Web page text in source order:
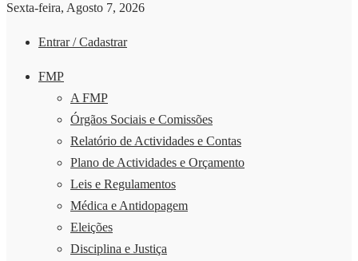
Sexta-feira, Agosto 7, 2026
Entrar / Cadastrar
FMP
A FMP
Órgãos Sociais e Comissões
Relatório de Actividades e Contas
Plano de Actividades e Orçamento
Leis e Regulamentos
Médica e Antidopagem
Eleições
Disciplina e Justiça